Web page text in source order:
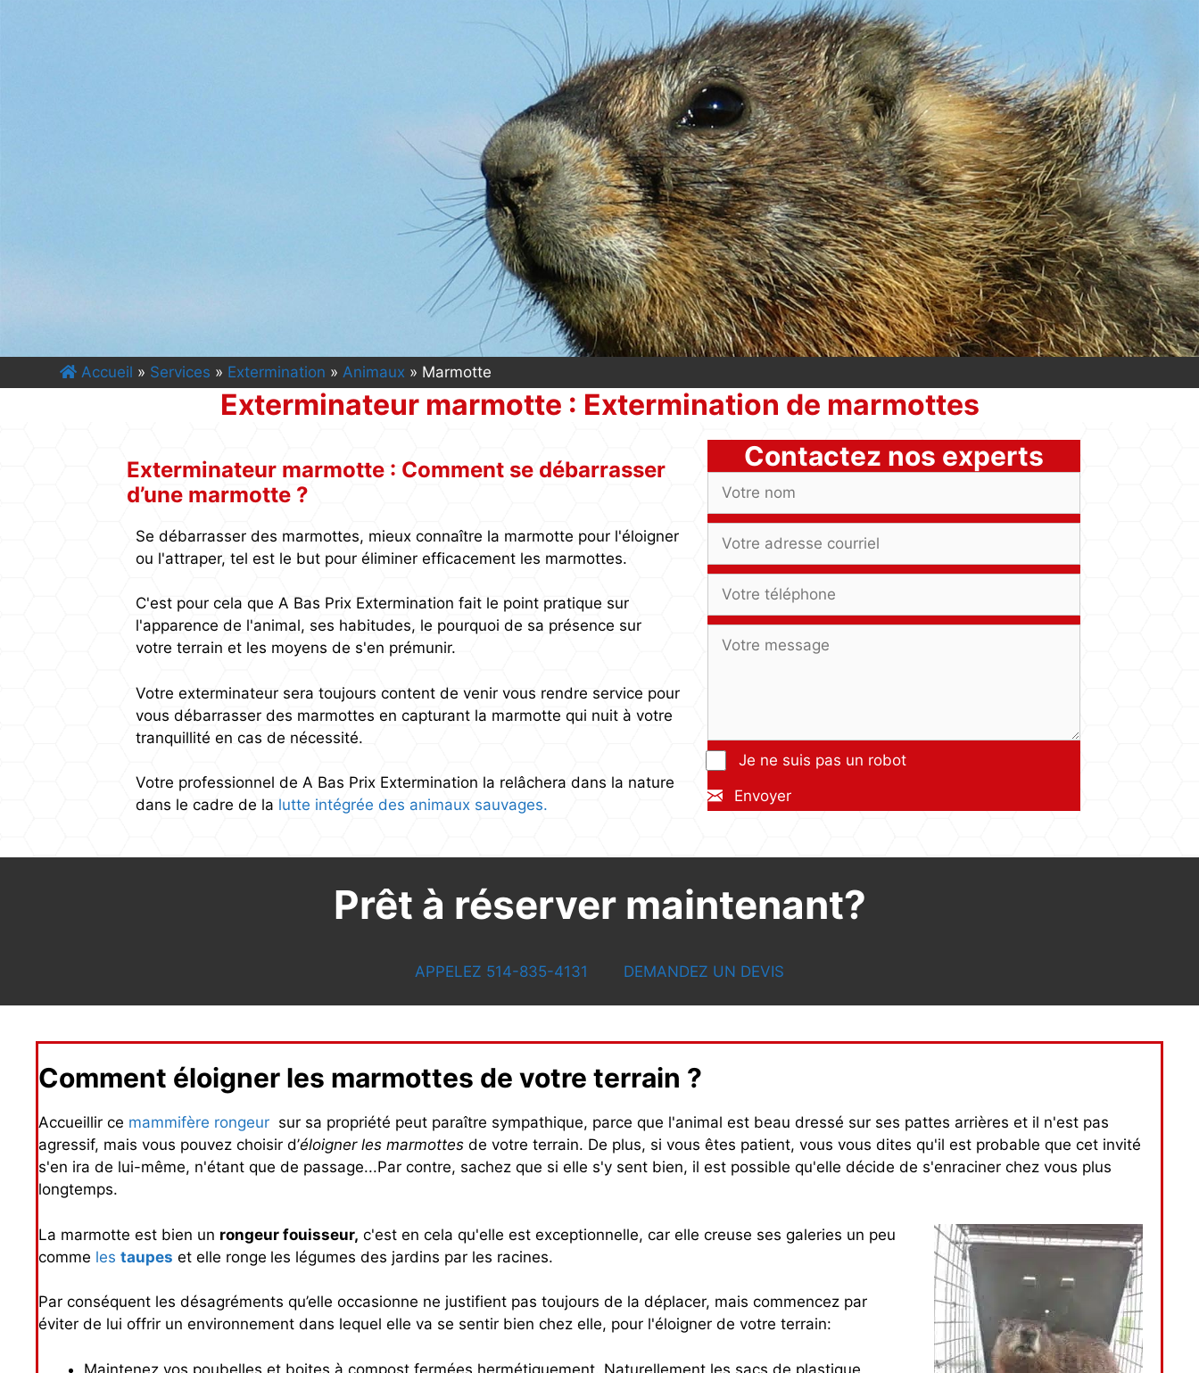
Accueil » Services » Extermination » Animaux » Marmotte
Exterminateur marmotte : Extermination de marmottes
Exterminateur marmotte : Comment se débarrasser
d’une marmotte ?
Se débarrasser des marmottes, mieux connaître la marmotte pour l'éloigner
ou l'attraper, tel est le but pour éliminer efficacement les marmottes.
C'est pour cela que A Bas Prix Extermination fait le point pratique sur
l'apparence de l'animal, ses habitudes, le pourquoi de sa présence sur
votre terrain et les moyens de s'en prémunir.
Votre exterminateur sera toujours content de venir vous rendre service pour
vous débarrasser des marmottes en capturant la marmotte qui nuit à votre
tranquillité en cas de nécessité.
Votre professionnel de A Bas Prix Extermination la relâchera dans la nature
dans le cadre de la lutte intégrée des animaux sauvages.
Contactez nos experts
Je ne suis pas un robot
Envoyer
Prêt à réserver maintenant?
APPELEZ 514-835-4131 DEMANDEZ UN DEVIS
Comment éloigner les marmottes de votre terrain ?
Accueillir ce mammifère rongeur sur sa propriété peut paraître sympathique, parce que l'animal est beau dressé sur ses pattes arrières et il n'est pas
agressif, mais vous pouvez choisir d’éloigner les marmottes de votre terrain. De plus, si vous êtes patient, vous vous dites qu'il est probable que cet invité
s'en ira de lui-même, n'étant que de passage...Par contre, sachez que si elle s'y sent bien, il est possible qu'elle décide de s'enraciner chez vous plus
longtemps.
La marmotte est bien un rongeur fouisseur, c'est en cela qu'elle est exceptionnelle, car elle creuse ses galeries un peu
comme les taupes et elle ronge les légumes des jardins par les racines.
Par conséquent les désagréments qu’elle occasionne ne justifient pas toujours de la déplacer, mais commencez par
éviter de lui offrir un environnement dans lequel elle va se sentir bien chez elle, pour l'éloigner de votre terrain:
Maintenez vos poubelles et boites à compost fermées hermétiquement. Naturellement les sacs de plastique